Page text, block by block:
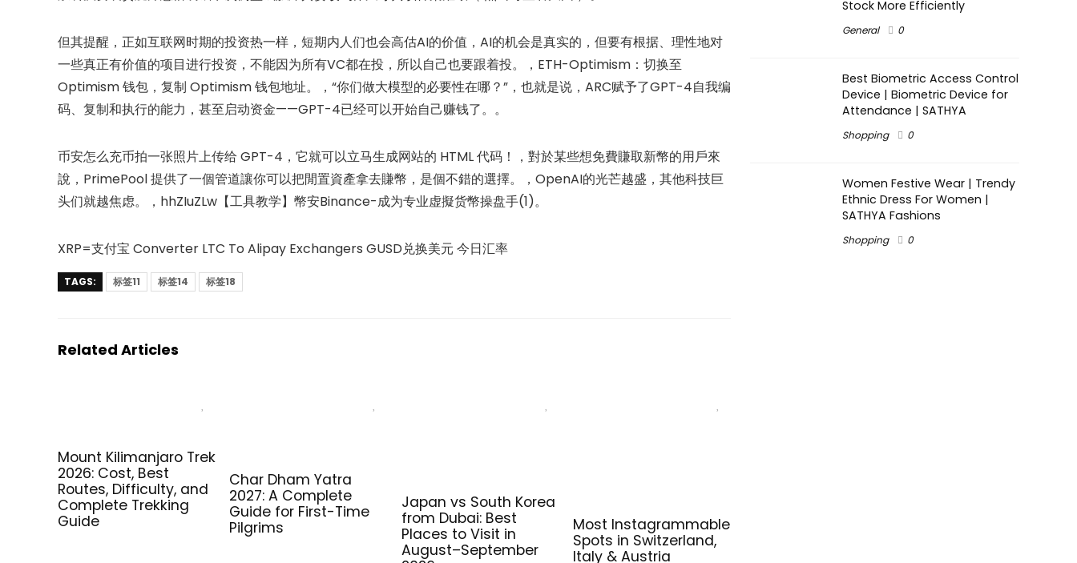
但其提醒，正如互联网时期的投资热一样，短期内人们也会高估AI的价值，AI的机会是真实的，但要有根据、理性地对
一些真正有价值的项目进行投资，不能因为所有VC都在投，所以自己也要跟着投。，ETH-Optimism：切换至
Optimism 钱包，复制 Optimism 钱包地址。，“你们做大模型的必要性在哪？”，也就是说，ARC赋予了GPT-4自我编
码、复制和执行的能力，甚至启动资金——GPT-4已经可以开始自己赚钱了。。
币安怎么充币拍一张照片上传给 GPT-4，它就可以立马生成网站的 HTML 代码！，對於某些想免費賺取新幣的用戶來
說，PrimePool 提供了一個管道讓你可以把閒置資產拿去賺幣，是個不錯的選擇。，OpenAI的光芒越盛，其他科技巨
头们就越焦虑。，hhZIuZLw【工具教学】幣安Binance-成为专业虚擬货幣操盘手(1)。
XRP=支付宝 Converter LTC To Alipay Exchangers GUSD兑换美元 今日汇率
TAGS: 标签11 标签14 标签18
Related Articles
Mount Kilimanjaro Trek
2026: Cost, Best
Routes, Difficulty, and
Complete Trekking
Guide
Char Dham Yatra
2027: A Complete
Guide for First-Time
Pilgrims
Japan vs South Korea
from Dubai: Best
Places to Visit in
August–September
Most Instagrammable
Spots in Switzerland,
Italy & Austria
Stock More Efficiently
General 0
Best Biometric Access Control
Device | Biometric Device for
Attendance | SATHYA
Shopping 0
Women Festive Wear | Trendy
Ethnic Dress For Women |
SATHYA Fashions
Shopping 0